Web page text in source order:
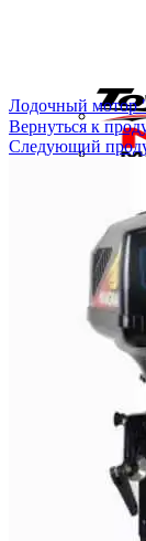
Лодочный мотор
Вернуться к
Следующий